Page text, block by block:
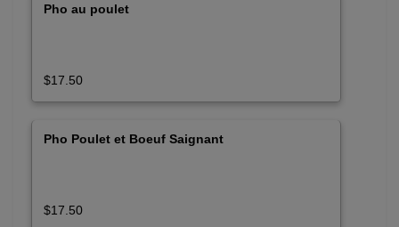
Pho au poulet
$17.50
Pho Poulet et Boeuf Saignant
$17.50